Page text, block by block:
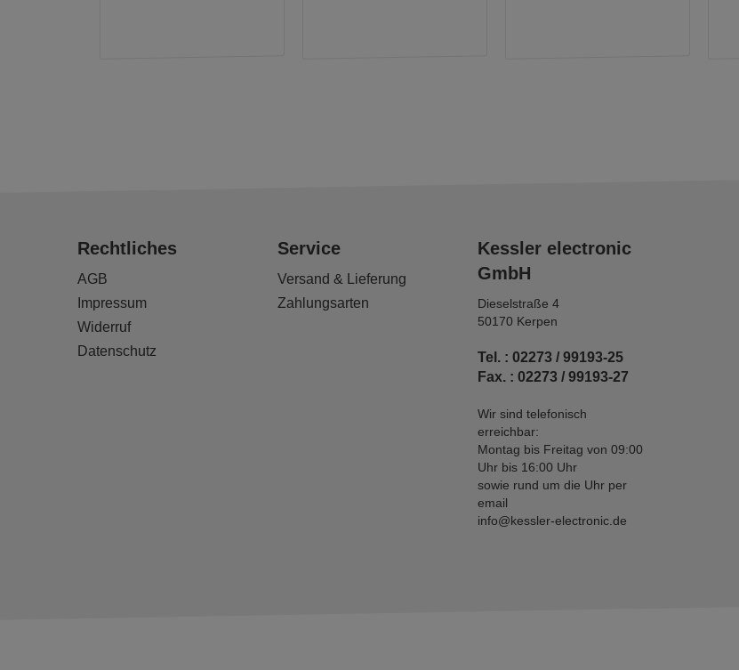
Rechtliches
AGB
Impressum
Widerruf
Datenschutz
Service
Versand & Lieferung
Zahlungsarten
Kessler electronic
GmbH
Dieselstraße 4
50170 Kerpen
Tel. : 02273 / 99193-25
Fax. : 02273 / 99193-27
Wir sind telefonisch
erreichbar:
Montag bis Freitag von 09:00
Uhr bis 16:00 Uhr
sowie rund um die Uhr per
email
info@kessler-electronic.de